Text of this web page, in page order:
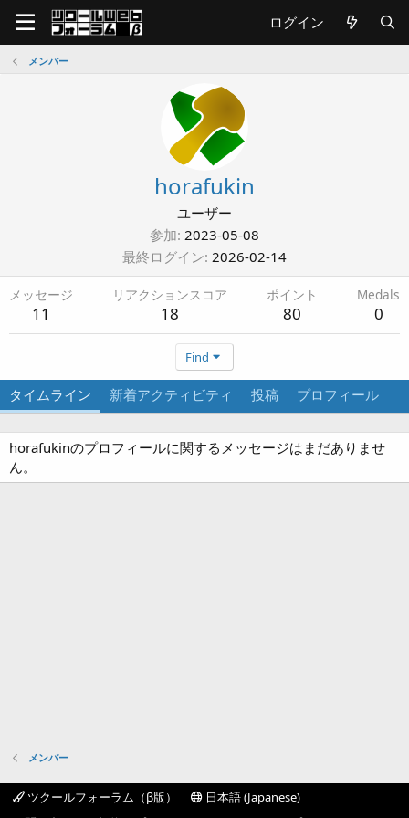
ログイン
メンバー
horafukin
ユーザー
参加 2023-05-08
最終ログイン 2026-02-14
メッセージ
11
リアクションスコア
18
ポイント
80
Medals
0
Find
タイムライン 新着アクティビティ 投稿 プロフィール
horafukinのプロフィールに関するメッセージはまだありませ
ん。
メンバー
ツクールフォーラム（β版）
日本語 (Japanese)